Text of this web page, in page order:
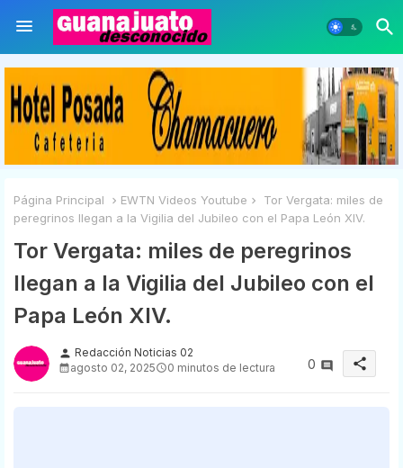
Página Principal EWTN Videos Youtube
Tor Vergata: miles de
peregrinos llegan a la Vigilia del Jubileo con el Papa León XIV.
Tor Vergata: miles de peregrinos
llegan a la Vigilia del Jubileo con el
Papa León XIV.
person Redacción Noticias 02
agosto 02, 2025
0 minutos de lectura 0 share